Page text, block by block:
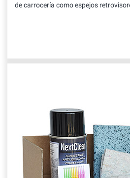
de carrocería como espejos